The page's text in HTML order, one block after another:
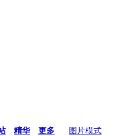
精华 更多 图片模式